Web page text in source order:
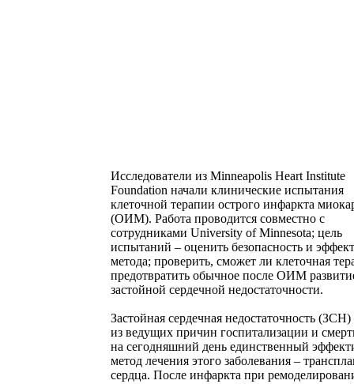
Исследователи из Minneapolis Heart Institute
Foundation начали клинические испытания
клеточной терапии острого инфаркта
(ОИМ). Работа проводится совместно с
сотрудниками University of Minnesota; цель
испытаний – оценить безопасность и
метода; проверить, сможет ли клеточная
предотвратить обычное после ОИМ
застойной сердечной недостаточности.
Застойная сердечная недостаточность
из ведущих причин госпитализации и
на сегодняшний день единственный
метод лечения этого заболевания –
сердца. После инфаркта при